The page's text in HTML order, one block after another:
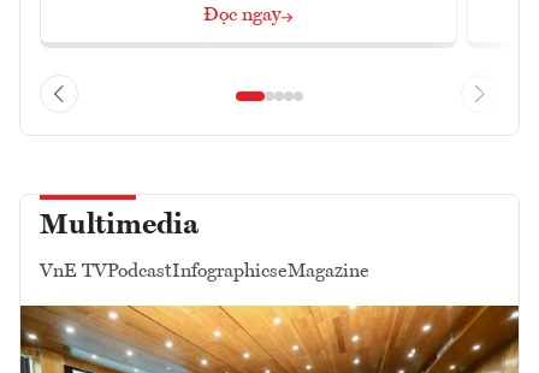
Đọc ngay
Multimedia
VnE TVPodcastInfographicseMagazine